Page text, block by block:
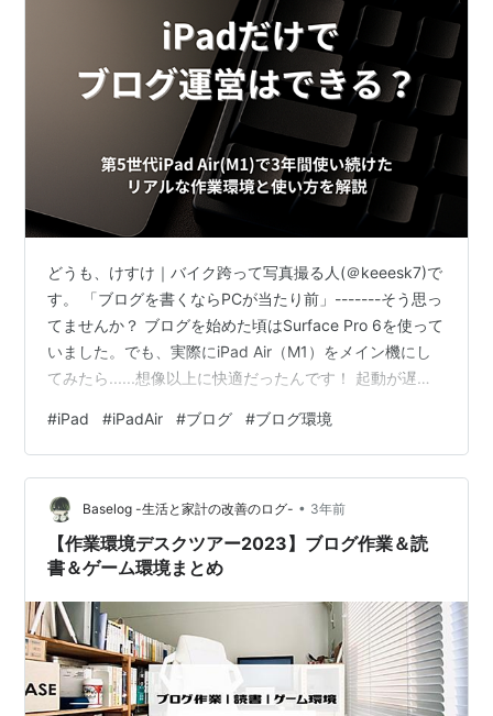
どうも、けすけ｜バイク跨って写真撮る人(＠keeesk7)で
す。 「ブログを書くならPCが当たり前」-------そう思っ
てませんか？ ブログを始めた頃はSurface Pro 6を使って
いました。でも、実際にiPad Air（M1）をメイン機にし
てみたら......想像以上に快適だったんです！ 起動が遅
悪さ。 そういった小さなストレスが、iPad Airに変えた
ことで一気に解消されました。 iPad Airなら、カフェで
サッと取り出してアイデアを書き出せるし、Apple Pencil
を使用した写真編集もスムーズで、PC時代よりも作業効
率は格段…
#iPad #iPadAir #ブログ #ブログ環境
Baselog -生活と家計の改善のログ- • 3年前
【作業環境デスクツアー2023】ブログ作業＆読
書＆ゲーム環境まとめ